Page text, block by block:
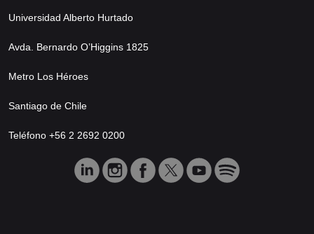
Universidad Alberto Hurtado
Avda. Bernardo O’Higgins 1825
Metro Los Héroes
Santiago de Chile
Teléfono +56 2 2692 0200